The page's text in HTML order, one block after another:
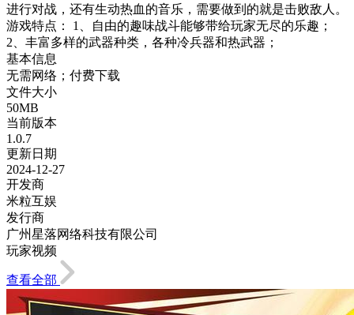
进行对战，还有生动热血的音乐，需要做到的就是击败敌人。
游戏特点： 1、自由的趣味战斗能够带给玩家无尽的乐趣；
2、丰富多样的武器种类，各种冷兵器和热武器；
基本信息
无需网络；付费下载
文件大小
50MB
当前版本
1.0.7
更新日期
2024-12-27
开发商
米粒互娱
发行商
广州星落网络科技有限公司
玩家视频
查看全部